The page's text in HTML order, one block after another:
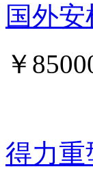
国外安
￥
得力重